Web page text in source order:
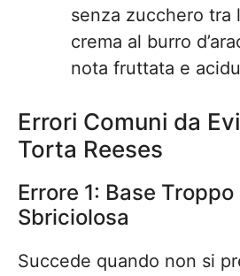
senza zucchero tra
crema al burro
nota fruttata e
Errori Comuni da
Torta Reeses
Errore 1: Base
Sbriciolosa
Succede quando non si